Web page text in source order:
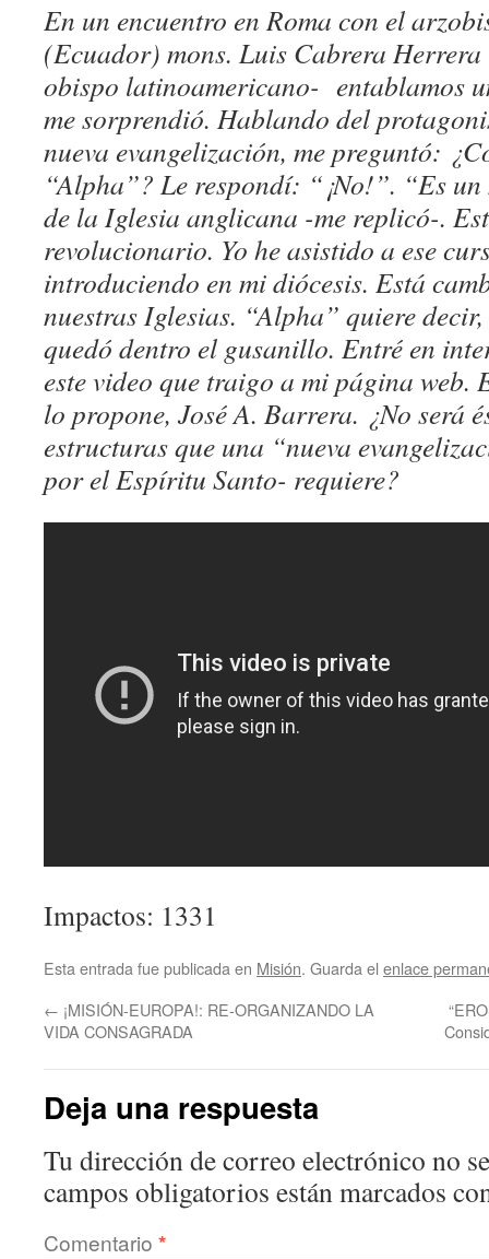
En un encuentro en Roma con el
(Ecuador) mons. Luis Cabrera
obispo latinoamericano- entablamos
me sorprendió. Hablando del
nueva evangelización, me preguntó:
“Alpha”? Le respondí: “¡No!”. “Es un
de la Iglesia anglicana -me replicó-.
revolucionario. Yo he asistido a ese
introduciendo en mi diócesis. Está
nuestras Iglesias. “Alpha” quiere
quedó dentro el gusanillo. Entré en
este video que traigo a mi página web.
lo propone, José A. Barrera. ¿No será
estructuras que una “nueva
por el Espíritu Santo- requiere?
Impactos: 1331
Esta entrada fue publicada en Misión. Guarda el enlace
← ¡MISIÓN-EUROPA!: RE-ORGANIZANDO LA
VIDA CONSAGRADA
Deja una respuesta
Tu dirección de correo electrónico no
campos obligatorios están marcados
Comentario *